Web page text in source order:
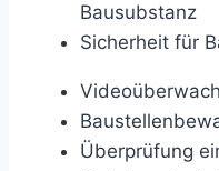
Bausubstanz
Sicherheit für
Überprüfung